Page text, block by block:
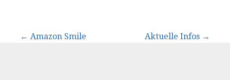
Beitrags-
← Amazon Smile Aktuelle Infos →